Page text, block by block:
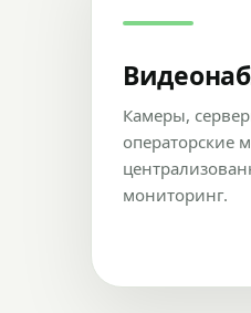
Камеры,
операторские
мониторинг.